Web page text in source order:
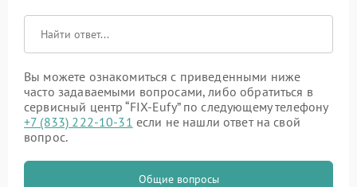
Вы можете ознакомиться с приведенными ниже
часто задаваемыми вопросами, либо обратиться в
сервисный центр “FIX-Eufy” по следующему телефону
+7 (833) 222-10-31 если не нашли ответ на свой
вопрос.
Общие вопросы